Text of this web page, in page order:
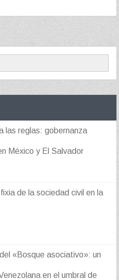
las reglas: gobernanza
México y El Salvador
de la sociedad civil en la
«Bosque asociativo»: un
en el umbral de